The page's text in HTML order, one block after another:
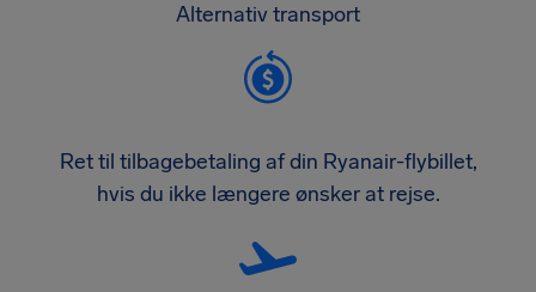
Alternativ transport
Ret til tilbagebetaling af din Ryanair-flybillet,
hvis du ikke længere ønsker at rejse.